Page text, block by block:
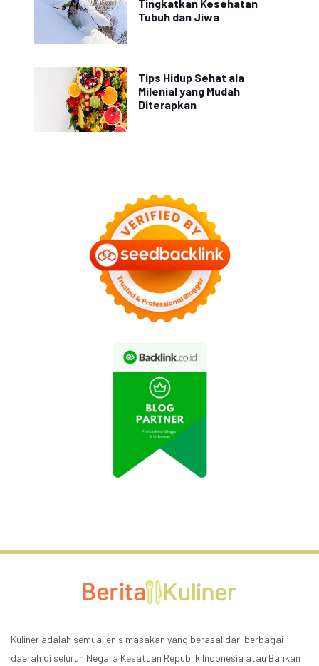
Tingkatkan Kesehatan
Tubuh dan Jiwa
Tips Hidup Sehat ala
Milenial yang Mudah
Diterapkan
Kuliner adalah semua jenis masakan yang berasal dari berbagai
daerah di seluruh Negara Kesatuan Republik Indonesia atau Bahkan